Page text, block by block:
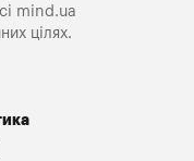
mind.ua
цілях.